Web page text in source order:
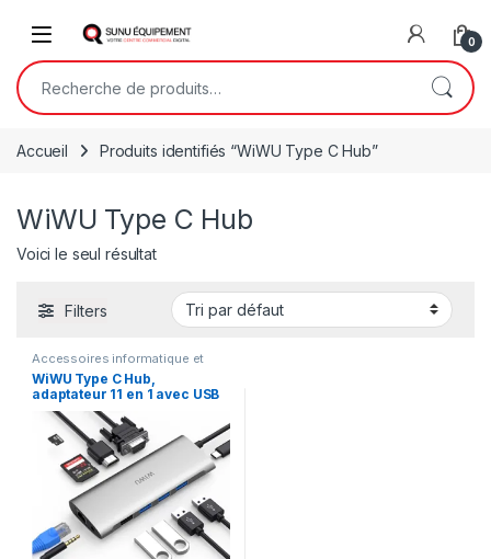
Open 0
Recherche pour :
Accueil Produits identifiés “WiWU Type C Hub”
WiWU Type C Hub
Voici le seul résultat
Filters
Accessoires informatique et
bureautique Informatiques et
bureautiques
WiWU Type C Hub,
adaptateur 11 en 1 avec USB
C à RJ45, HD MI, VGA, 4USB,
lecteur de cartes, audio 3,5
mm et type C